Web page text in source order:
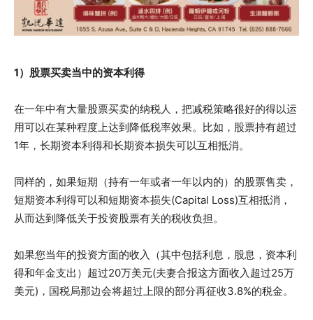
1）股票买卖当中的资本利得
在一年中有大量股票买卖的纳税人，把减税策略很好的得以运
用可以在某种程度上达到降低税率效果。比如，股票持有超过
1年，长期资本利得和长期资本损失可以互相抵消。
同样的，如果短期（持有一年或者一年以内的）的股票售卖，
短期资本利得可以和短期资本损失(Capital Loss)互相抵消，
从而达到降低关于投资股票有关的税收负担。
如果您当年的投资方面的收入（其中包括利息，股息，资本利
得和年金支出）超过20万美元(夫妻合报这方面收入超过25万
美元)，国税局那边会将超过上限的部分再征收3.8%的税金。